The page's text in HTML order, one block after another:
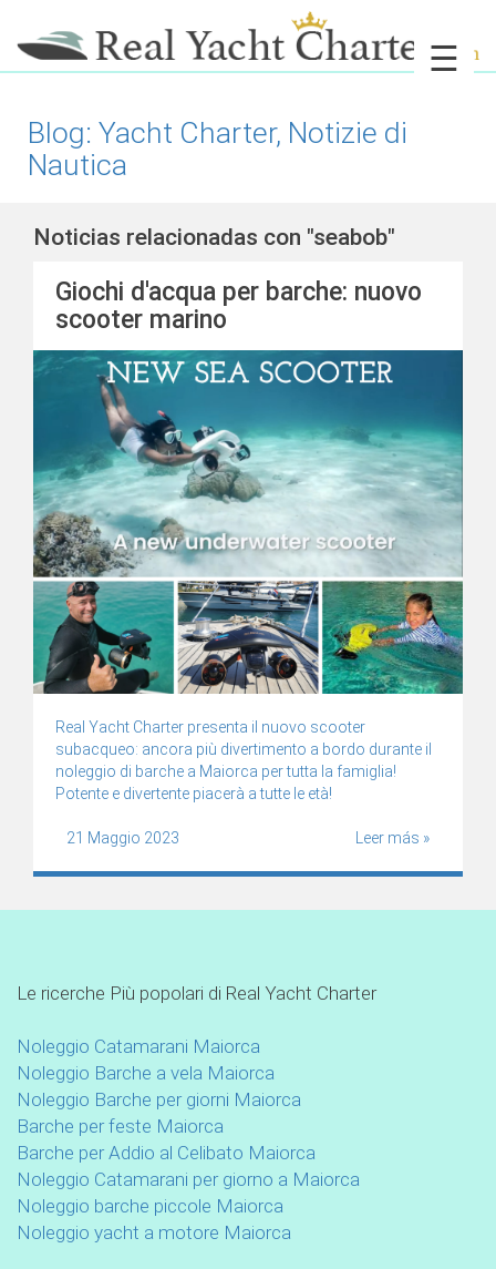
☰
Blog: Yacht Charter, Notizie di
Nautica
Noticias relacionadas con "seabob"
Giochi d'acqua per barche: nuovo
scooter marino
Real Yacht Charter presenta il nuovo scooter
subacqueo: ancora più divertimento a bordo durante il
noleggio di barche a Maiorca per tutta la famiglia!
Potente e divertente piacerà a tutte le età!
21 Maggio 2023 Leer más »
Le ricerche Più popolari di Real Yacht Charter
Noleggio Catamarani Maiorca
Noleggio Barche a vela Maiorca
Noleggio Barche per giorni Maiorca
Barche per feste Maiorca
Barche per Addio al Celibato Maiorca
Noleggio Catamarani per giorno a Maiorca
Noleggio barche piccole Maiorca
Noleggio yacht a motore Maiorca